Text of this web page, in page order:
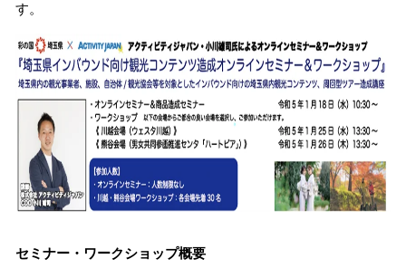
す
す。
セミナー・ワークショップ概要